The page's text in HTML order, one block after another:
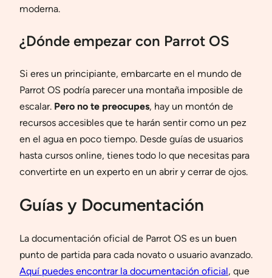
moderna.
¿Dónde empezar con Parrot OS
Si eres un principiante, embarcarte en el mundo de
Parrot OS podría parecer una montaña imposible de
escalar. Pero no te preocupes, hay un montón de
recursos accesibles que te harán sentir como un pez
en el agua en poco tiempo. Desde guías de usuarios
hasta cursos online, tienes todo lo que necesitas para
convertirte en un experto en un abrir y cerrar de ojos.
Guías y Documentación
La documentación oficial de Parrot OS es un buen
punto de partida para cada novato o usuario avanzado.
Aquí puedes encontrar la documentación oficial, que